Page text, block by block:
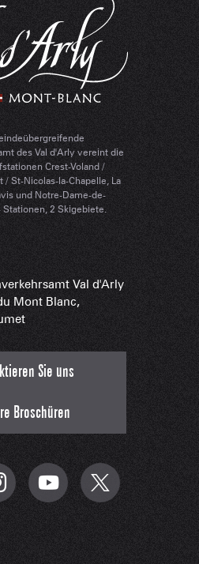
des Val d'Arly vereint die
Crest-Voland /
/ St-Nicolas-la-Chapelle, La
und Notre-Dame-de-
Stationen, 2 Skigebiete.
Val d'Arly
Mont Blanc,
Sie uns
Broschüren